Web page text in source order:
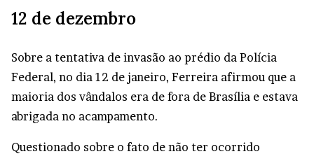
12 de dezembro
Sobre a tentativa de invasão ao prédio da Polícia
Federal, no dia 12 de janeiro, Ferreira afirmou que a
maioria dos vândalos era de fora de Brasília e estava
abrigada no acampamento.
Questionado sobre o fato de não ter ocorrido